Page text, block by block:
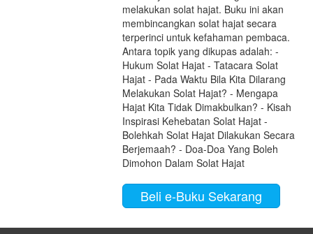
melakukan solat hajat. Buku ini akan
membincangkan solat hajat secara
terperinci untuk kefahaman pembaca.
Antara topik yang dikupas adalah: -
Hukum Solat Hajat - Tatacara Solat
Hajat - Pada Waktu Bila Kita Dilarang
Melakukan Solat Hajat? - Mengapa
Hajat Kita Tidak Dimakbulkan? - Kisah
Inspirasi Kehebatan Solat Hajat -
Bolehkah Solat Hajat Dilakukan Secara
Berjemaah? - Doa-Doa Yang Boleh
Dimohon Dalam Solat Hajat
Beli e-Buku Sekarang